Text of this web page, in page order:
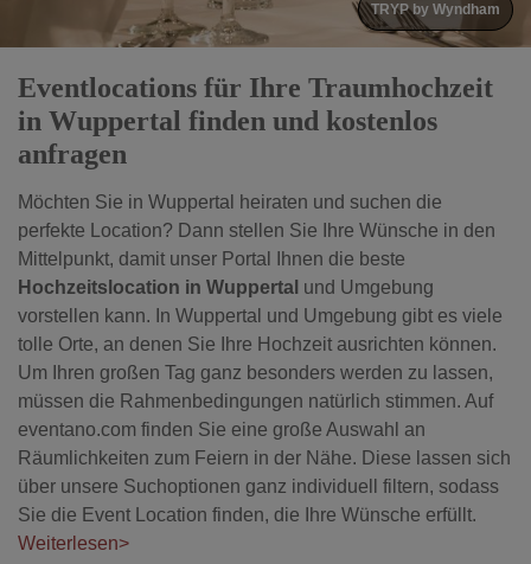
TRYP by Wyndham
Eventlocations für Ihre Traumhochzeit
in Wuppertal finden und kostenlos
anfragen
Möchten Sie in Wuppertal heiraten und suchen die
perfekte Location? Dann stellen Sie Ihre Wünsche in den
Mittelpunkt, damit unser Portal Ihnen die beste
Hochzeitslocation in Wuppertal und Umgebung
vorstellen kann. In Wuppertal und Umgebung gibt es viele
tolle Orte, an denen Sie Ihre Hochzeit ausrichten können.
Um Ihren großen Tag ganz besonders werden zu lassen,
müssen die Rahmenbedingungen natürlich stimmen. Auf
eventano.com finden Sie eine große Auswahl an
Räumlichkeiten zum Feiern in der Nähe. Diese lassen sich
über unsere Suchoptionen ganz individuell filtern, sodass
Sie die Event Location finden, die Ihre Wünsche erfüllt.
Weiterlesen>